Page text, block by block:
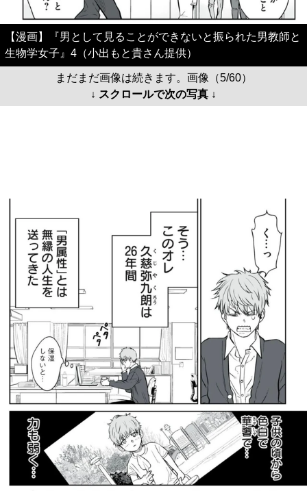
【漫画】『男として見ることができないと振られた男教師と
生物学女子』4（小出もと貴さん提供）
まだまだ画像は続きます。画像（5/60）
↓ スクロールで次の写真 ↓